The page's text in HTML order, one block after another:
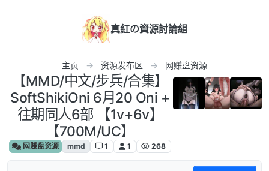
真紅の資源討論組
主页 资源发布区 网赚盘资源
【MMD/中文/步兵/合集】
SoftShikiOni 6月20 Oni +
往期同人6部 【1v+6v】
【700M/UC】
网赚盘资源 mmd 1 1 268